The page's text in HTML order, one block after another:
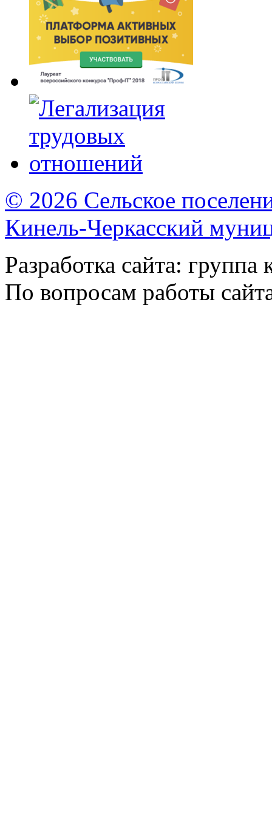
© 2026 Сельское
Кинель-Черкасский
Разработка сайта:
По вопросам работы